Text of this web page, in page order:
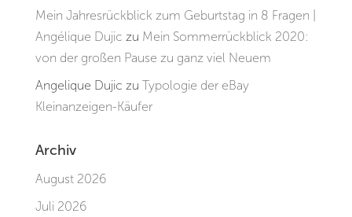
Mein Jahresrückblick zum Geburtstag in 8 Fragen |
Angélique Dujic zu Mein Sommerrückblick 2020:
von der großen Pause zu ganz viel Neuem
Angelique Dujic zu Typologie der eBay
Kleinanzeigen-Käufer
Archiv
August 2026
Juli 2026